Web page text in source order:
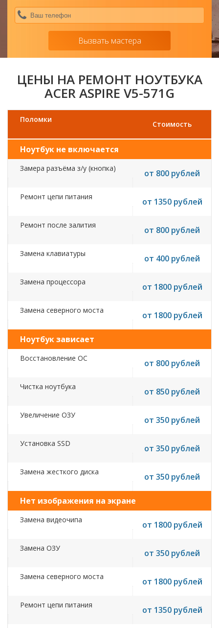
Вызвать мастера
ЦЕНЫ НА РЕМОНТ НОУТБУКА
ACER ASPIRE V5-571G
Поломки
Стоимость
Ноутбук не включается
Замера разъёма з/у (кнопка) от 800 рублей
Ремонт цепи питания от 1350 рублей
Ремонт после залития от 800 рублей
Замена клавиатуры от 400 рублей
Замена процессора от 1800 рублей
Замена северного моста от 1800 рублей
Ноутбук зависает
Восстановление ОС от 800 рублей
Чистка ноутбука от 850 рублей
Увеличение ОЗУ от 350 рублей
Установка SSD от 350 рублей
Замена жесткого диска от 350 рублей
Нет изображения на экране
Замена видеочипа от 1800 рублей
Замена ОЗУ от 350 рублей
Замена северного моста от 1800 рублей
Ремонт цепи питания от 1350 рублей